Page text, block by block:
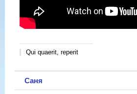
Qui quaerit, reperit
Саня